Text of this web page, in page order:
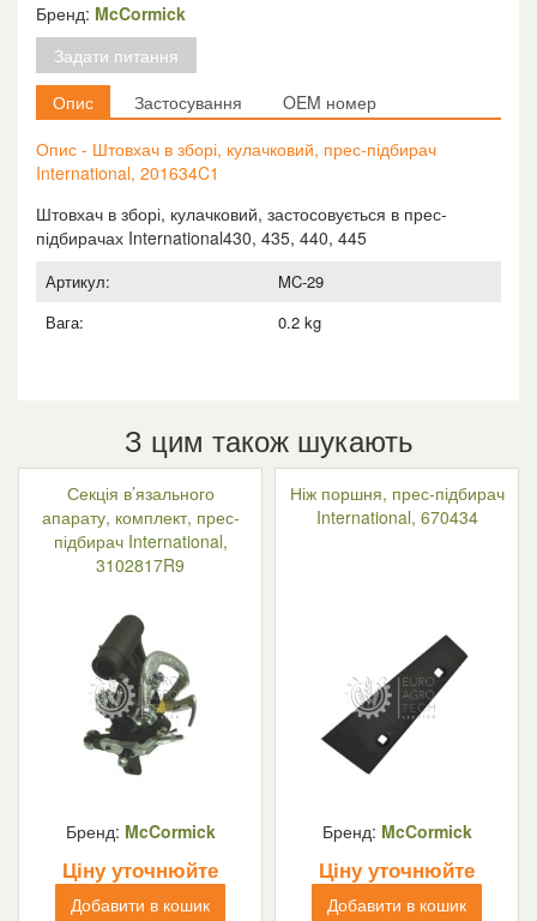
кулачковий,
прес-
підбирач
International,
201634C1
Бренд: McCormick
Задати питання
Опис
Застосування
OEM номер
Опис - Штовхач в зборі, кулачковий, прес-підбирач
International, 201634C1
Штовхач в зборі, кулачковий, застосовується в прес-
підбирачах International430, 435, 440, 445
Артикул:
MC-29
Вага:
0.2 kg
З цим також шукають
Секція в’язального
апарату, комплект, прес-
підбирач International,
3102817R9
Бренд: McCormick
Ціну уточнюйте
Добавити в кошик
Ніж поршня, прес-підбирач
International, 670434
Бренд: McCormick
Ціну уточнюйте
Добавити в кошик